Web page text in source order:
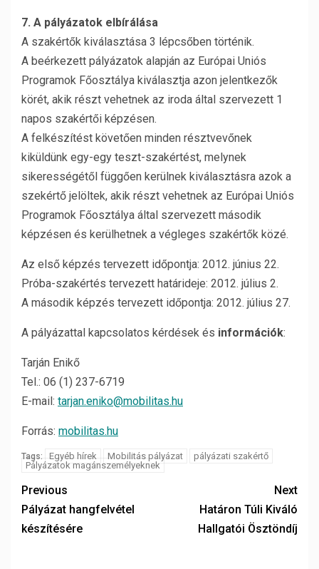
7. A pályázatok elbírálása
A szakértők kiválasztása 3 lépcsőben történik.
A beérkezett pályázatok alapján az Európai Uniós
Programok Főosztálya kiválasztja azon jelentkezők
körét, akik részt vehetnek az iroda által szervezett 1
napos szakértői képzésen.
A felkészítést követően minden résztvevőnek
kiküldünk egy-egy teszt-szakértést, melynek
sikerességétől függően kerülnek kiválasztásra azok a
szekértő jelöltek, akik részt vehetnek az Európai Uniós
Programok Főosztálya által szervezett második
képzésen és kerülhetnek a végleges szakértők közé.
Az első képzés tervezett időpontja: 2012. június 22.
Próba-szakértés tervezett határideje: 2012. július 2.
A második képzés tervezett időpontja: 2012. július 27.
A pályázattal kapcsolatos kérdések és információk:
Tarján Enikő
Tel.: 06 (1) 237-6719
E-mail: tarjan.eniko@mobilitas.hu
Forrás: mobilitas.hu
Tags: Egyéb hírek Mobilitás pályázat
pályázati szakértő
Pályázatok magánszemélyeknek
Previous
Pályázat hangfelvétel
készítésére
Next
Határon Túli Kiváló
Hallgatói Ösztöndíj